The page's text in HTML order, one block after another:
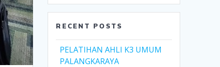
RECENT POSTS
PELATIHAN AHLI K3 UMUM
PALANGKARAYA